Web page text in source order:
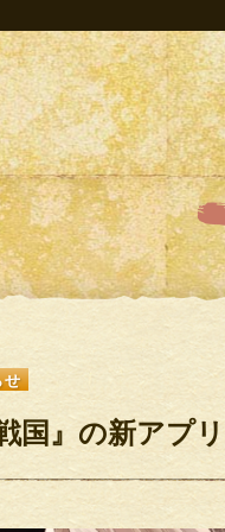
せ
国』の新アプ